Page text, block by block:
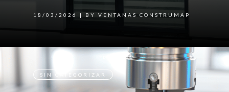
18/03/2026 | BY VENTANAS CONSTRUMAP
SIN CATEGORIZAR